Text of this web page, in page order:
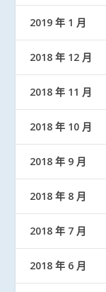
2019 年 1 月
2018 年 12 月
2018 年 11 月
2018 年 10 月
2018 年 9 月
2018 年 8 月
2018 年 7 月
2018 年 6 月